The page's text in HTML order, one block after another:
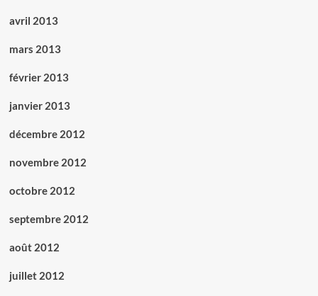
avril 2013
mars 2013
février 2013
janvier 2013
décembre 2012
novembre 2012
octobre 2012
septembre 2012
août 2012
juillet 2012